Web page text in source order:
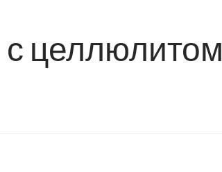
целлюлитом